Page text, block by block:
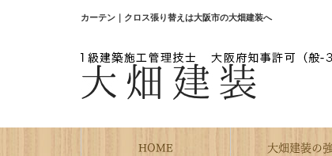
カーテン｜クロス張り替えは大阪市の大畑建装へ
HOME 大畑建装の